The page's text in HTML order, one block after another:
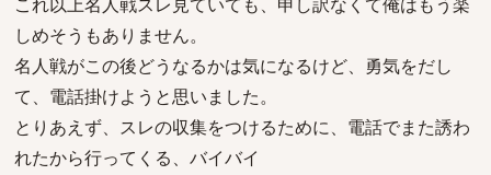
しめそうもありません。
名人戦がこの後どうなるかは気になるけど、勇気をだし
て、電話掛けようと思いました。
とりあえず、スレの収集をつけるために、電話でまた誘わ
れたから行ってくる、バイバイ